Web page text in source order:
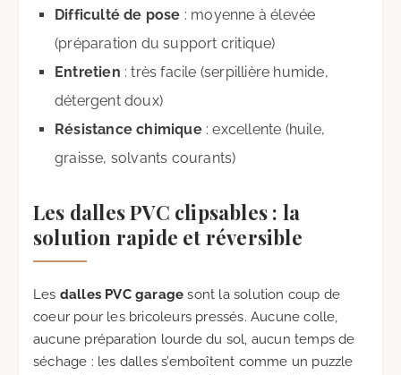
Difficulté de pose : moyenne à élevée
(préparation du support critique)
Entretien : très facile (serpillière humide,
détergent doux)
Résistance chimique: excellente (huile,
graisse, solvants courants)
Les dalles PVC clipsables : la
solution rapide et réversible
Les dalles PVC garage sont la solution coup de
coeur pour les bricoleurs pressés. Aucune colle,
aucune préparation lourde du sol, aucun temps de
séchage : les dalles s’emboîtent comme un puzzle